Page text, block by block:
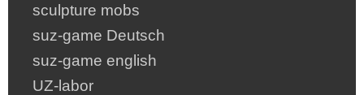
sculpture mobs
suz-game Deutsch
suz-game english
UZ-labor